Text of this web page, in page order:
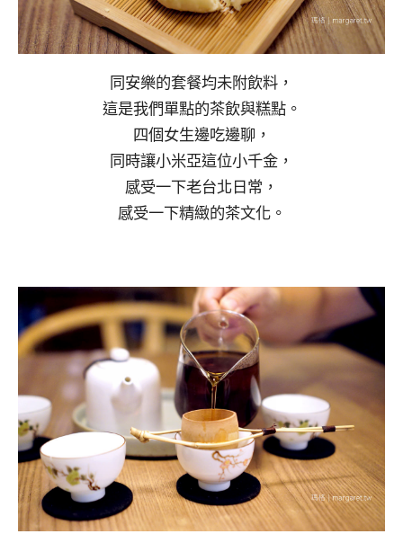
同安樂的套餐均未附飲料，
這是我們單點的茶飲與糕點。
四個女生邊吃邊聊，
同時讓小米亞這位小千金，
感受一下老台北日常，
感受一下精緻的茶文化。